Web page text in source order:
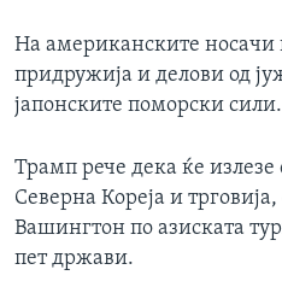
На американските носачи
придружија и делови од
јапонските поморски сили.
Трамп рече дека ќе излезе
Северна Кореја и
Вашингтон по азиската
пет држави.